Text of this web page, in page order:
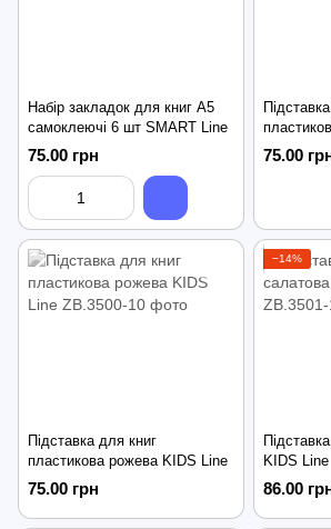
Набір закладок для книг А5
самоклеючі 6 шт SMART Line
75.00 грн 75.00
Підставка для книг
пластикова рожева KIDS Line
75.00 грн
−14%
KIDS Line
86.00